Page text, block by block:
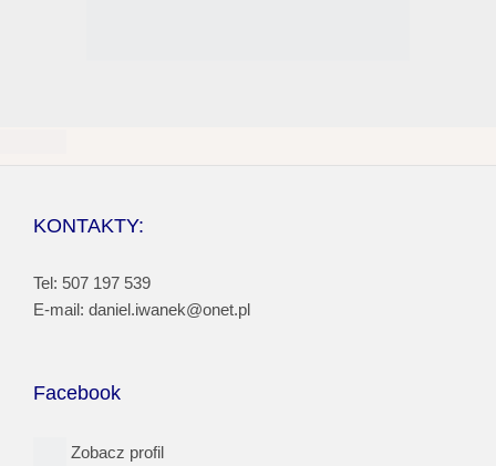
KONTAKTY:
Tel: 507 197 539
E-mail: daniel.iwanek@onet.pl
Facebook
Zobacz profil